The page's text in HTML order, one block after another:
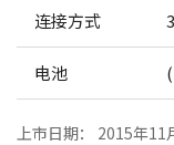
连接方式
电池
上市日期： 2015年11